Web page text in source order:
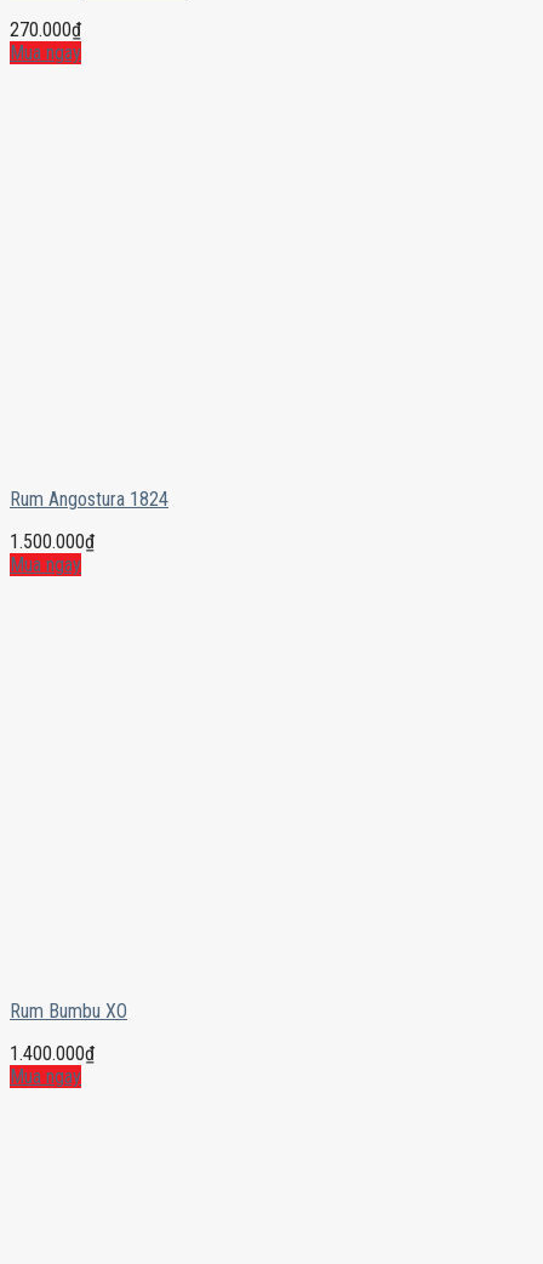
270.000₫
Mua ngay
Rum Angostura 1824
1.500.000₫
Mua ngay
Rum Bumbu XO
1.400.000₫
Mua ngay